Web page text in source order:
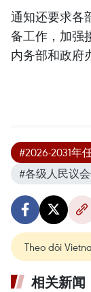
通知还要求各
备工作，加强
内务部和政府
#2026-2031年
#各级人民议
Theo dõi
相关新闻